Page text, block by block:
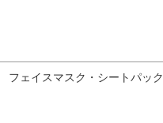
フェイスマスク・シートパッ